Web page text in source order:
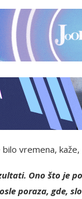
vremena,
Ono što je
poraza, gde,